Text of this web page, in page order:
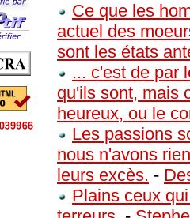
Ce que les
actuel des
sont les états
... c'est de par
qu'ils sont, mais
heureux, ou le
Les passions
nous n'avons
leurs excès. -
Plains ceux